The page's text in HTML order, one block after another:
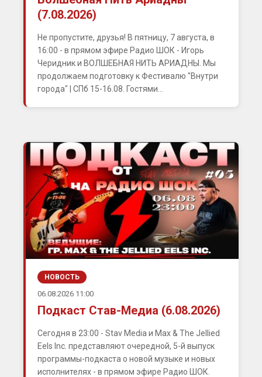
(7.08.2026)
Не пропустите, друзья! В пятницу, 7 августа, в
16:00 - в прямом эфире Радио ШОК - Игорь
Черидник и ВОЛШЕБНАЯ НИТЬ АРИАДНЫ. Мы
продолжаем подготовку к Фестивалю "Внутри
города" | СПб 15-16.08. Гостями...
НОВОСТЬ
06.08.2026 11:00
Подкаст Став-Медиа (6.08.2026)
Сегодня в 23:00 - Stav Media и Max & The Jellied
Eels Inc. представляют очередной, 5-й выпуск
программы-подкаста о новой музыке и новых
исполнителях - в прямом эфире Радио ШОК.